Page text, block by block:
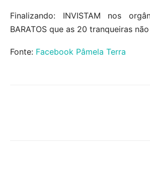
Finalizando: INVISTAM nos
BARATOS que as 20 tranqueiras
Fonte: Facebook Pâmela Terra